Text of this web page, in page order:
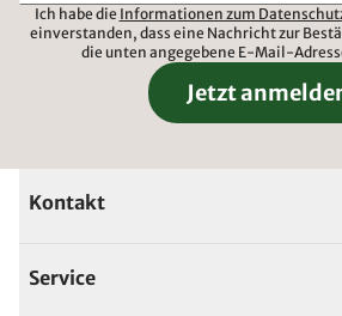
Ich habe die Informationen zum
einverstanden, dass eine Nachricht zur
die unten angegebene E-Mail-
Jetzt
Kontakt
Service